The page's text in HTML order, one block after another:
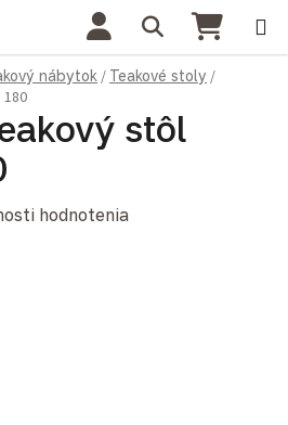
Hľadať
nábytok / Teakové stoly /
stôl
je 0,0 z 5 hviezdičiek.
hodnotenia